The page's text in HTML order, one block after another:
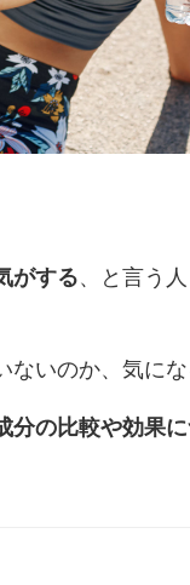
がする、と言う
いのか、気にな
の比較や効果に